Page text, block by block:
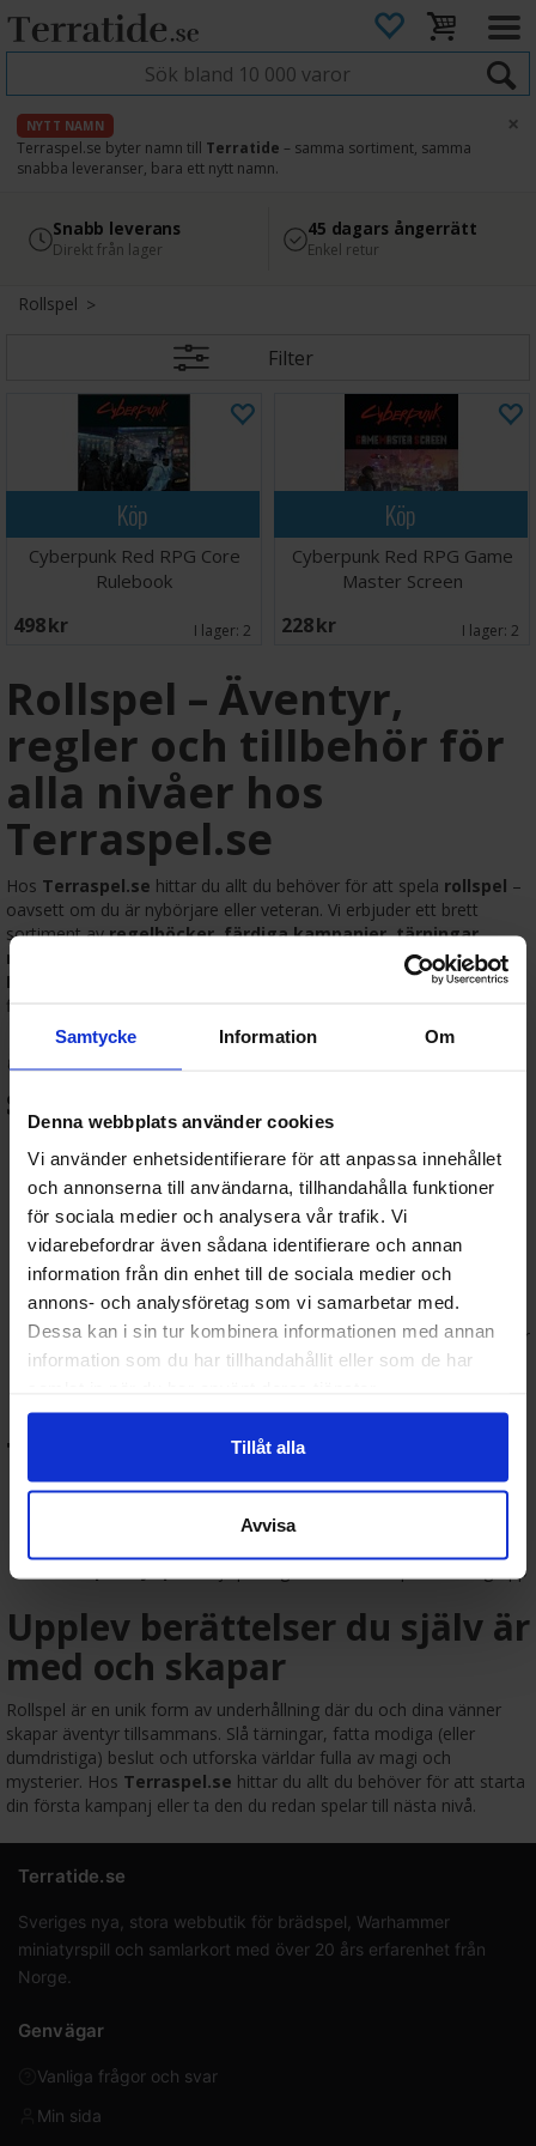
Samtycke Information Om
Denna webbplats använder cookies
Vi använder enhetsidentifierare för att anpassa innehållet
och annonserna till användarna, tillhandahålla funktioner
för sociala medier och analysera vår trafik. Vi
vidarebefordrar även sådana identifierare och annan
information från din enhet till de sociala medier och
annons- och analysföretag som vi samarbetar med.
Dessa kan i sin tur kombinera informationen med annan
information som du har tillhandahållit eller som de har
Tillåt alla
Avvisa
NYTT NAMN
Terraspel.se byter namn till Terratide – samma sortiment, samma
snabba leveranser, bara ett nytt namn.
×
4.8
Läs omdömen på Google
Säker betalning
med Svea
Snabb leverans
Direkt från lager
45 dagars ångerrätt
Enkel retur
Rollspel
Filter
Köp
Cyberpunk Red RPG Core
Rulebook
498 SEK I lager: 2
Köp
Cyberpunk Red RPG Game
Master Screen
228 SEK I lager: 2
Rollspel – Äventyr,
regler och tillbehör för
alla nivåer hos
Terraspel.se
Hos Terraspel.se hittar du allt du behöver för att spela rollspel –
oavsett om du är nybörjare eller veteran. Vi erbjuder ett brett
sortiment avregelböcker, färdiga kampanjer, tärningar,
miniatyrer och spelledarskärmar
. Populära system som
Dungeons & Dragons, Pathfinder, Call of Cthulhu och många
fler finns på lager för snabb leverans.
📚 Allt inom rollspel på ett
ställe:
: Kom igång med Player’s
Handbook, Dungeon Master’s Guide och starter sets.
Färdiga äventyr och kampanjer: Spela direkt med
färdigskrivna historier.
Tärningar och tillbehör: Kompletta DnD-set,
specialtärningar, påsar och initiativverktyg.
Miniatyrer och kartor : Gör spelvärlden mer levande vid
bordet.
Spelledartillbehör: Skärmar, kort, kartblock och resurser för
spelledare.
🎯 Varför köpa rollspel hos
Terraspel.se?
🚀Snabb leverans
av både klassiska och nya rollspel
– vi hjälper dig att hitta rätt spel för din grupp
Upplev berättelser du själv är
med och skapar
Rollspel är en unik form av underhållning där du och dina vänner
skapar äventyr tillsammans. Slå tärningar, fatta modiga (eller
dumdristiga) beslut och utforska världar fulla av magi och
mysterier. Hos Terraspel.se hittar du allt du behöver för att starta
din första kampanj eller ta den du redan spelar till nästa nivå.
Terratide.se
Sveriges nya, stora webbutik för brädspel, Warhammer
miniatyrspill och samlarkort med över 20 års erfarenhet från
Norge.
Genvägar
Vanliga frågor och svar
Min sida